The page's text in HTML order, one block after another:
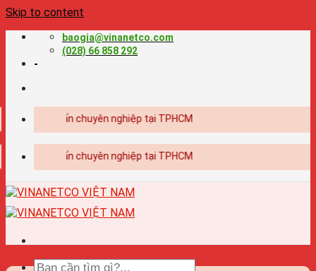
Skip to content
baogia@vinanetco.com
(028) 66 858 292
-
kế - in ấn chuyên nghiệp tại TPHCM
kế - in ấn chuyên nghiệp tại TPHCM